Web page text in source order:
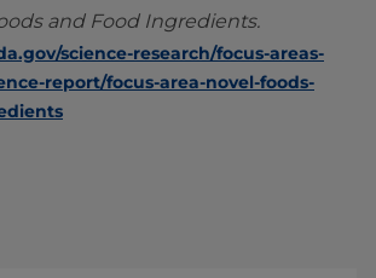
and Food Ingredients.
science-research/focus-areas-
report/focus-area-novel-foods-